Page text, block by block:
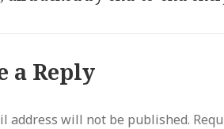
a Reply
address will not be published.